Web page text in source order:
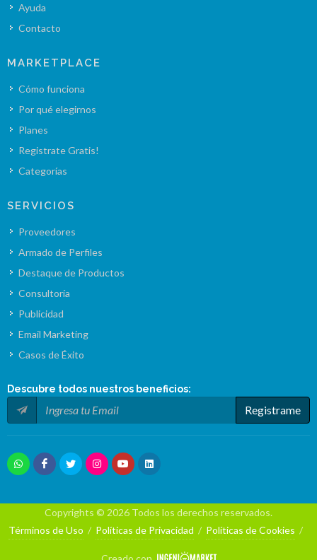
Ayuda
Contacto
MARKETPLACE
Cómo funciona
Por qué elegirnos
Planes
Registrate Gratis!
Categorías
SERVICIOS
Proveedores
Armado de Perfiles
Destaque de Productos
Consultoría
Publicidad
Email Marketing
Casos de Éxito
Descubre todos nuestros beneficios:
Registrame
Copyrights © 2026 Todos los derechos reservados.
Términos de Uso / Políticas de Privacidad / Políticas de Cookies /